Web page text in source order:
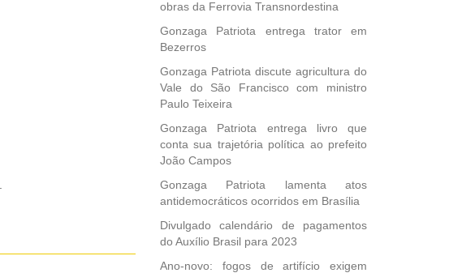
comentários
obras da Ferrovia Transnordestina
Gonzaga Patriota entrega trator em
Bezerros
Gonzaga Patriota discute agricultura do
Vale do São Francisco com ministro
Paulo Teixeira
Gonzaga Patriota entrega livro que
conta sua trajetória política ao prefeito
João Campos
Gonzaga Patriota lamenta atos
antidemocráticos ocorridos em Brasília
Divulgado calendário de pagamentos
do Auxílio Brasil para 2023
Ano-novo: fogos de artifício exigem